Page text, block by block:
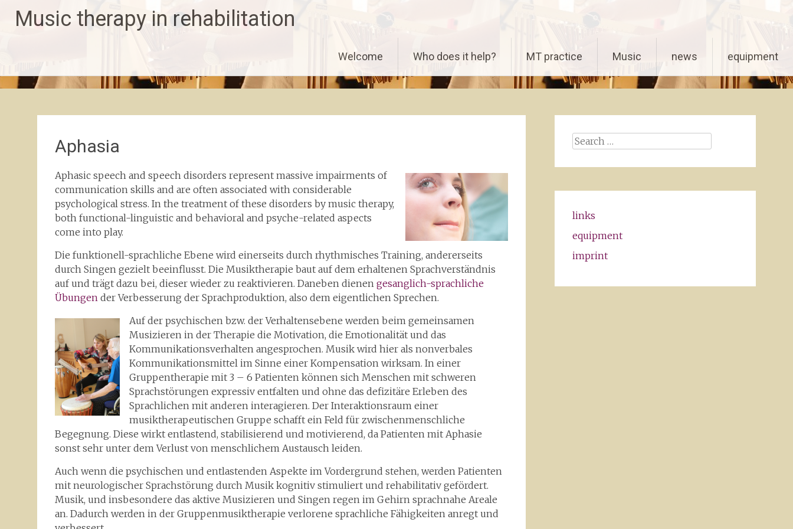
Music therapy in rehabilitation
Welcome Who does it help? MT practice Music news equipment
Aphasia
Aphasic speech and speech disorders represent massive impairments of
communication skills and are often associated with considerable
psychological stress. In the treatment of these disorders by music therapy,
both functional-linguistic and behavioral and psyche-related aspects
come into play.
Die funktionell-sprachliche Ebene wird einerseits durch rhythmisches Training, andererseits
durch Singen gezielt beeinflusst. Die Musiktherapie baut auf dem erhaltenen Sprachverständnis
auf und trägt dazu bei, dieser wieder zu reaktivieren. Daneben dienen gesanglich-sprachliche
Übungen der Verbesserung der Sprachproduktion, also dem eigentlichen Sprechen.
Auf der psychischen bzw. der Verhaltensebene werden beim gemeinsamen
Musizieren in der Therapie die Motivation, die Emotionalität und das
Kommunikationsverhalten angesprochen. Musik wird hier als nonverbales
Kommunikationsmittel im Sinne einer Kompensation wirksam. In einer
Gruppentherapie mit 3 – 6 Patienten können sich Menschen mit schweren
Sprachstörungen expressiv entfalten und ohne das defizitäre Erleben des
Sprachlichen mit anderen interagieren. Der Interaktionsraum einer
musiktherapeutischen Gruppe schafft ein Feld für zwischenmenschliche
Begegnung. Diese wirkt entlastend, stabilisierend und motivierend, da Patienten mit Aphasie
sonst sehr unter dem Verlust von menschlichem Austausch leiden.
Auch wenn die psychischen und entlastenden Aspekte im Vordergrund stehen, werden Patienten
mit neurologischer Sprachstörung durch Musik kognitiv stimuliert und rehabilitativ gefördert.
Musik, und insbesondere das aktive Musizieren und Singen regen im Gehirn sprachnahe Areale
an. Dadurch werden in der Gruppenmusiktherapie verlorene sprachliche Fähigkeiten anregt und
Search
links
equipment
imprint